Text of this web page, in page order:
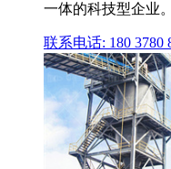
一体的科技型企业
联系电话: 180 3780